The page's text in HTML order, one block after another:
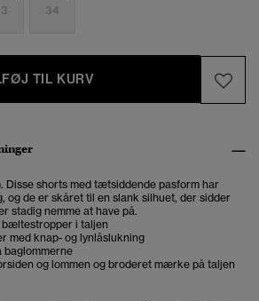
34
TIL KURV
Disse shorts med tætsiddende pasform har
og de er skåret til en slank silhuet, der sidder
stadig nemme at have på.
bæltestropper i taljen
med knap- og lynlåslukning
baglommerne
og lommen og broderet mærke på taljen